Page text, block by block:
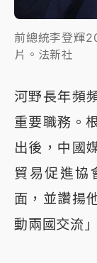
前總統李登輝
片。法新社
河野長年頻
重要職務。
出後，中國
貿易促進協
面，並讚揚
動兩國交流